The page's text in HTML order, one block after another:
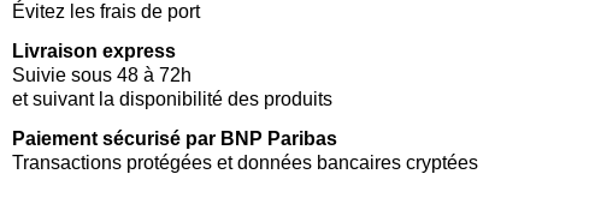
Évitez les frais de port
Livraison express
Suivie sous 48 à 72h
et suivant la disponibilité des produits
Paiement sécurisé par BNP Paribas
Transactions protégées et données bancaires cryptées